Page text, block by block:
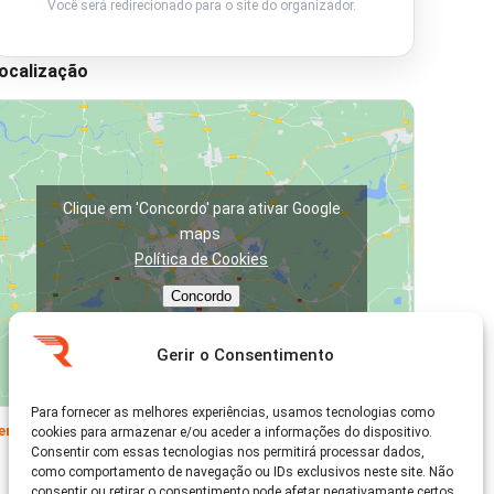
Gerir o Consentimento
Para fornecer as melhores experiências, usamos tecnologias como
cookies para armazenar e/ou aceder a informações do dispositivo.
Consentir com essas tecnologias nos permitirá processar dados,
como comportamento de navegação ou IDs exclusivos neste site. Não
Você será redirecionado para o site do organizador.
Clique em 'Concordo' para ativar Google
maps
Política de Cookies
Concordo
no Google Maps →